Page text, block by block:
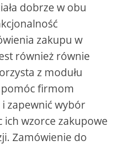
dobrze w obu
zakupu w
również równie
z modułu
pomóc firmom
zapewnić wybór
ich wzorce zakupowe
Zamówienie do